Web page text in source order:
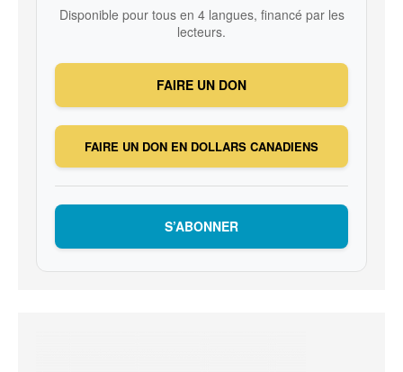
Disponible pour tous en 4 langues, financé par les
lecteurs.
FAIRE UN DON
FAIRE UN DON EN DOLLARS CANADIENS
S’ABONNER